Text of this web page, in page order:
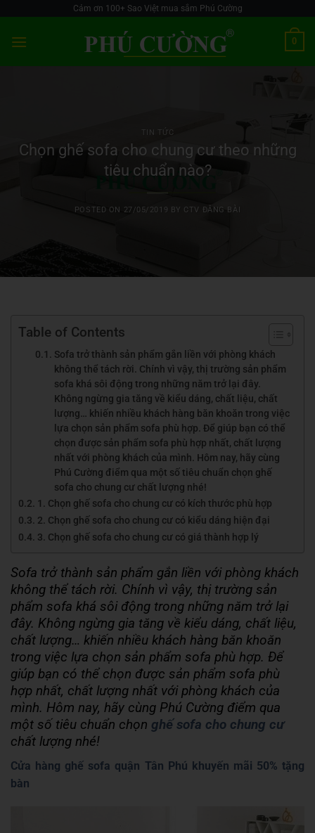
content
Cảm ơn 100+ Sao Việt mua sắm Phú Cường
0
TIN TỨC
Chọn ghế sofa cho chung cư theo những
tiêu chuẩn nào?
POSTED ON 27/05/2019 BY CTV ĐĂNG BÀI
Table of Contents
Sofa trở thành sản phẩm gắn liền với phòng khách
không thể tách rời. Chính vì vậy, thị trường sản phẩm
sofa khá sôi động trong những năm trở lại đây.
Không ngừng gia tăng về kiểu dáng, chất liệu, chất
lượng… khiến nhiều khách hàng băn khoăn trong việc
lựa chọn sản phẩm sofa phù hợp. Để giúp bạn có thể
chọn được sản phẩm sofa phù hợp nhất, chất lượng
nhất với phòng khách của mình. Hôm nay, hãy cùng
Phú Cường điểm qua một số tiêu chuẩn chọn ghế
sofa cho chung cư chất lượng nhé!
1. Chọn ghế sofa cho chung cư có kích thước phù hợp
2. Chọn ghế sofa cho chung cư có kiểu dáng hiện đại
3. Chọn ghế sofa cho chung cư có giá thành hợp lý
Sofa trở thành sản phẩm gắn liền với phòng khách
không thể tách rời. Chính vì vậy, thị trường sản
phẩm sofa khá sôi động trong những năm trở lại
đây. Không ngừng gia tăng về kiểu dáng, chất liệu,
chất lượng… khiến nhiều khách hàng băn khoăn
trong việc lựa chọn sản phẩm sofa phù hợp. Để
giúp bạn có thể chọn được sản phẩm sofa phù
hợp nhất, chất lượng nhất với phòng khách của
mình. Hôm nay, hãy cùng Phú Cường điểm qua
một số tiêu chuẩn chọn ghế sofa cho chung cư
chất lượng nhé!
Cửa hàng ghế sofa quận Tân Phú khuyến mãi 50% tặng
bàn